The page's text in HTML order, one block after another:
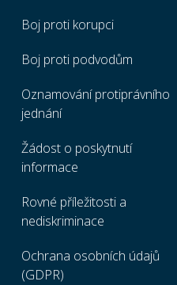
Boj proti korupci
Boj proti podvodům
Oznamování protiprávního
jednání
Žádost o poskytnutí
informace
Rovné příležitosti a
nediskriminace
Ochrana osobních údajů
(GDPR)